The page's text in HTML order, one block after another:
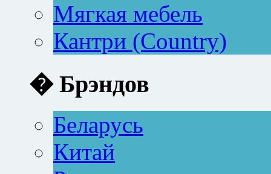
Мягкая мебель
Кантри (Country)
� Брэндов
Беларусь
Китай